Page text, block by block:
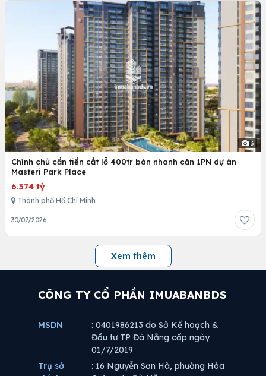
3
Chính chủ cần tiền cắt lỗ 400tr bán nhanh căn 1PN dự án
Masteri Park Place
6.374 tỷ
Thành phố Hồ Chí Minh
30/07/2026
Xem thêm
CÔNG TY CỔ PHẦN IMUABANBDS
MSDN
: 0401986213 do Sở Kế hoạch &
Đầu tư TP Đà Nẵng cấp ngày
01/7/2019
Trụ sở
: 16 Nguyễn Sơn Hà, phường Hòa